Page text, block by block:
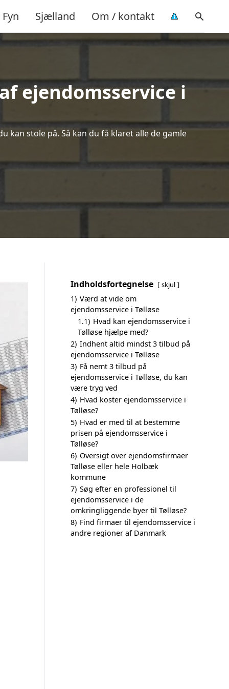
Fyn Sjælland Om / kontakt
ejendomsservice i
kan stole på. Så kan du få klaret alle de gamle
Indholdsfortegnelse skjul
1) Værd at vide om
ejendomsservice i Tølløse
1.1) Hvad kan ejendomsservice i
Tølløse hjælpe med?
2) Indhent altid mindst 3 tilbud på
ejendomsservice i Tølløse
3) Få nemt 3 tilbud på
ejendomsservice i Tølløse, du kan
være tryg ved
4) Hvad koster ejendomsservice i
Tølløse?
5) Hvad er med til at bestemme
prisen på ejendomsservice i
Tølløse?
6) Oversigt over ejendomsfirmaer
Tølløse eller hele Holbæk
kommune
7) Søg efter en professionel til
ejendomsservice i de
omkringliggende byer til Tølløse?
8) Find firmaer til ejendomsservice i
andre regioner af Danmark